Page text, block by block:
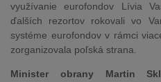
využívanie eurofondov Lívia
ďalších rezortov rokovali vo
systéme eurofondov v rámci
zorganizovala poľská strana.
Minister obrany Martin